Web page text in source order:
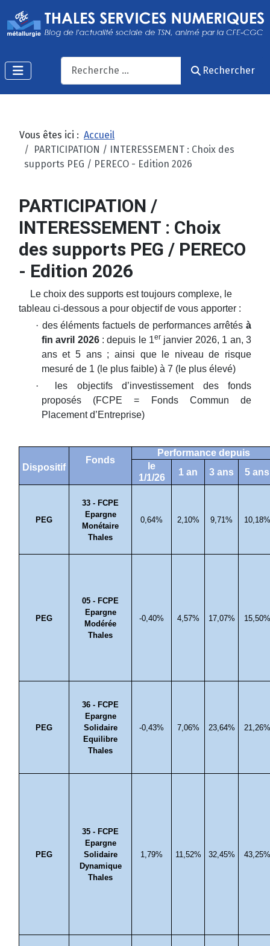
Recherche
Rechercher
Vous êtes ici : Accueil
PARTICIPATION / INTERESSEMENT : Choix des
supports PEG / PERECO - Edition 2026
PARTICIPATION /
INTERESSEMENT : Choix
des supports PEG / PERECO
- Edition 2026
Le choix des supports est toujours complexe, le
tableau ci-dessous a pour objectif de vous apporter :
· des éléments factuels de performances arrêtésà
fin avril 2026: depuis le 1er janvier 2026, 1 an, 3
ans et 5 ans ; ainsi que le niveau de risque
mesuré de 1 (le plus faible) à 7 (le plus élevé)
·
les objectifs d’investissement des fonds
proposés (FCPE = Fonds Commun de
Placement d’Entreprise)
Dispositif
Fonds
Performance depuis
le
1/1/26
1 an 3 ans 5 ans
PEG
33 - FCPE
Epargne
Monétaire
Thales
0,64% 2,10% 9,71% 10,18%
PEG
05 - FCPE
Epargne
Modérée
Thales
-0,40% 4,57% 17,07% 15,50%
PEG
36 - FCPE
Epargne
Solidaire
Equilibre
Thales
-0,43% 7,06% 23,64% 21,26%
PEG
35 - FCPE
Epargne
Solidaire
Dynamique
Thales
1,79% 11,52% 32,45% 43,25%